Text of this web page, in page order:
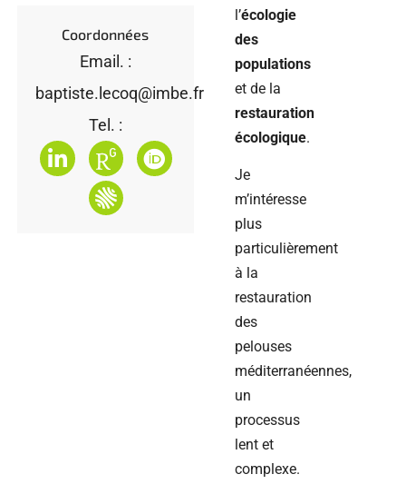
Coordonnées
Email. :
baptiste.lecoq@imbe.fr
Tel. :
l’écologie
des
populations
et de la
restauration
écologique.
Je
m’intéresse
plus
particulièrement
à la
restauration
des
pelouses
méditerranéennes,
un
processus
lent et
complexe.